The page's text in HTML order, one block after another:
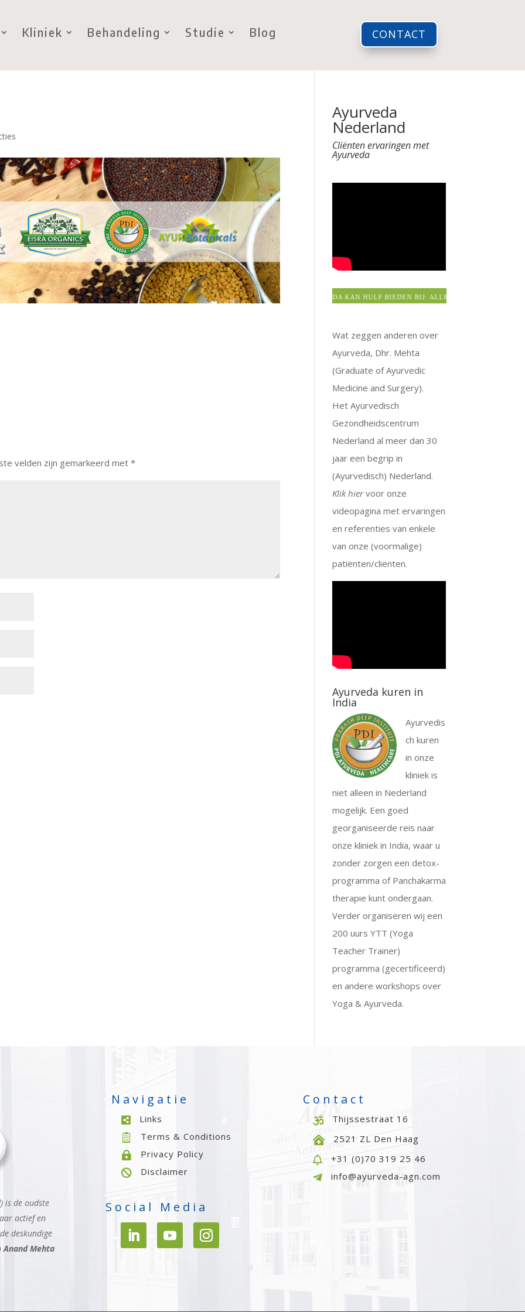
Kliniek Behandeling Studie Blog CONTACT
velden zijn gemarkeerd met*
Ayurveda
Nederland
Cliënten ervaringen met
Ayurveda
AYURVEDA KAN HULP BIEDEN BIJ: ALLERGIEËN >
Wat zeggen anderen over
Ayurveda, Dhr. Mehta
(Graduate of Ayurvedic
Medicine and Surgery).
Het Ayurvedisch
Gezondheidscentrum
Nederland al meer dan 30
jaar een begrip in
(Ayurvedisch) Nederland.
Klik hiervoor onze
videopagina met ervaringen
en referenties van enkele
van onze (voormalige)
patiënten/cliënten.
Ayurveda kuren in
India
Ayurvedis
ch kuren
in onze
kliniek is
niet alleen in Nederland
mogelijk. Een goed
georganiseerde reis naar
onze kliniek in India, waar u
zonder zorgen een detox-
programma of Panchakarma
therapie kunt ondergaan.
Verder organiseren wij een
200 uurs YTT (Yoga
Teacher Trainer)
programma (gecertificeerd)
en andere workshops over
Yoga & Ayurveda.
Navigatie
 Links
 Terms & Conditions
 Privacy Policy
 Disclaimer
Contact
 Thijssestraat 16
 2521 ZL Den Haag
 +31 (0)70 319 25 46
 info@ayurveda-agn.com
is de oudste
actief en
deskundige
Anand Mehta
Social Media